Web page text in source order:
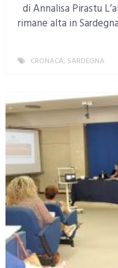
di Annalisa Pirastu
rimane alta in
CRONACA, SARDEGNA